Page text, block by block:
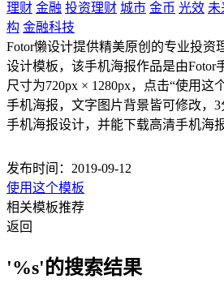
理财 金融 投资理财 城市 金币 光效 未
构 金融科技
Fotor懒设计提供精美原创的专业投资
设计模板，该手机海报作品是由Fotor
尺寸为720px × 1280px，点击“使用这
手机海报，文字图片背景皆可修改，
手机海报设计，并能下载高清手机海
发布时间：2019-09-12
使用这个模板
相关模板推荐
返回
'%s'的搜索结果